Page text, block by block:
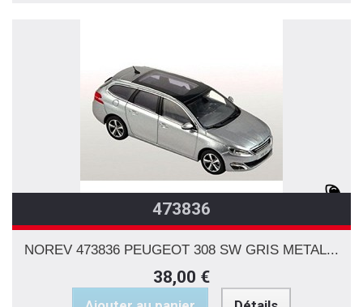
473836
NOREV 473836 PEUGEOT 308 SW GRIS METAL...
38,00 €